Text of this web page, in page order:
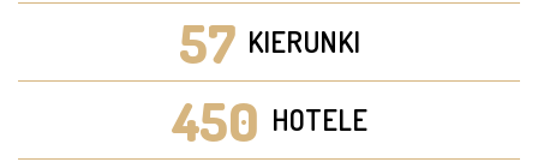
57 KIERUNKI
450 HOTELE